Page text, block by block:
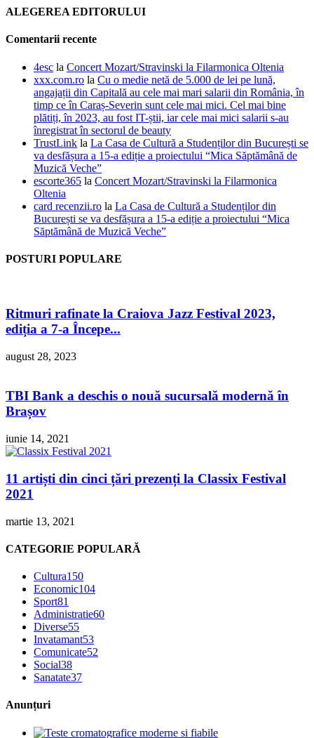
ALEGEREA EDITORULUI
Comentarii recente
4esc la Concert Mozart/Stravinski la Filarmonica Oltenia
xxx.com.ro la Cu o medie netă de 5.000 de lei pe lună,
angajații din Capitală au cele mai mari salarii din România, în
timp ce în Caraș-Severin sunt cele mai mici. Cel mai bine
plătiți, în 2023, au fost IT-știi, iar cele mai mici salarii s-au
înregistrat în sectorul de beauty
TrustLink la La Casa de Cultură a Studenților din București se
va desfășura a 15-a ediție a proiectului “Mica Săptămână de
Muzică Veche”
escorte365 la Concert Mozart/Stravinski la Filarmonica
Oltenia
card recenzii.ro la La Casa de Cultură a Studenților din
București se va desfășura a 15-a ediție a proiectului “Mica
Săptămână de Muzică Veche”
POSTURI POPULARE
Ritmuri rafinate la Craiova Jazz Festival 2023,
ediția a 7-a Începe...
august 28, 2023
TBI Bank a deschis o nouă sucursală modernă în
Brașov
iunie 14, 2021
11 artiști din cinci țări prezenți la Classix Festival
2021
martie 13, 2021
CATEGORIE POPULARĂ
Cultura150
Economic104
Sport81
Administratie60
Diverse55
Invatamant53
Comunicate52
Social38
Sanatate37
Anunțuri